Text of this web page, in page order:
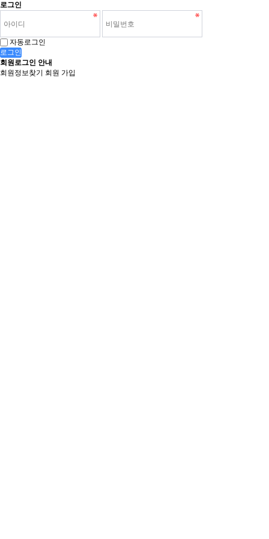
로그인
자동로그인
로그인
회원로그인 안내
회원정보찾기
회원 가입